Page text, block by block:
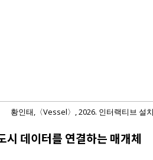
황인태,〈Vessel〉, 2026. 인터랙티브 설
데이터를 연결하는 매개체